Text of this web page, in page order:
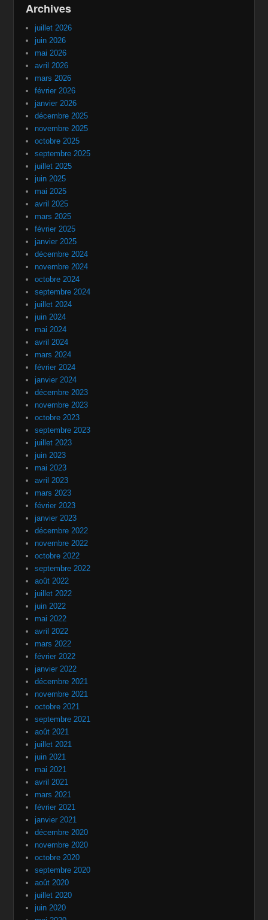
Archives
juillet 2026
juin 2026
mai 2026
avril 2026
mars 2026
février 2026
janvier 2026
décembre 2025
novembre 2025
octobre 2025
septembre 2025
juillet 2025
juin 2025
mai 2025
avril 2025
mars 2025
février 2025
janvier 2025
décembre 2024
novembre 2024
octobre 2024
septembre 2024
juillet 2024
juin 2024
mai 2024
avril 2024
mars 2024
février 2024
janvier 2024
décembre 2023
novembre 2023
octobre 2023
septembre 2023
juillet 2023
juin 2023
mai 2023
avril 2023
mars 2023
février 2023
janvier 2023
décembre 2022
novembre 2022
octobre 2022
septembre 2022
août 2022
juillet 2022
juin 2022
mai 2022
avril 2022
mars 2022
février 2022
janvier 2022
décembre 2021
novembre 2021
octobre 2021
septembre 2021
août 2021
juillet 2021
juin 2021
mai 2021
avril 2021
mars 2021
février 2021
janvier 2021
décembre 2020
novembre 2020
octobre 2020
septembre 2020
août 2020
juillet 2020
juin 2020